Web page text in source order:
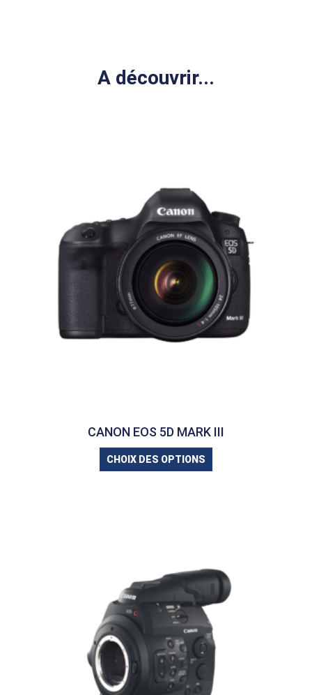
A découvrir...
CANON EOS 5D MARK III
CHOIX DES OPTIONS